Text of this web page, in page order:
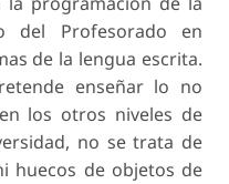
del Profesorado en
de la lengua escrita.
enseñar lo no
los otros niveles de
no se trata de
huecos de objetos de